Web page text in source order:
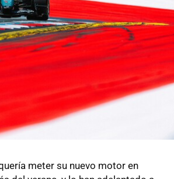
meter su nuevo motor en